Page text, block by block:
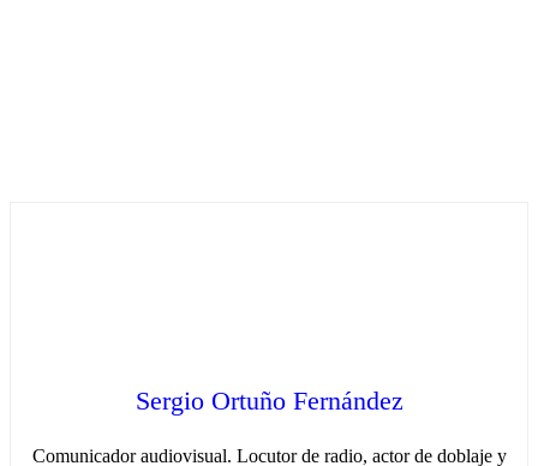
Sergio Ortuño Fernández
Comunicador audiovisual. Locutor de radio, actor de doblaje y